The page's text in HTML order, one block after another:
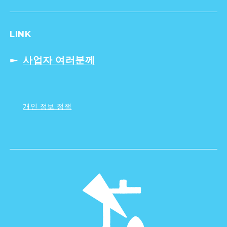
LINK
사업자 여러분께
개인 정보 정책